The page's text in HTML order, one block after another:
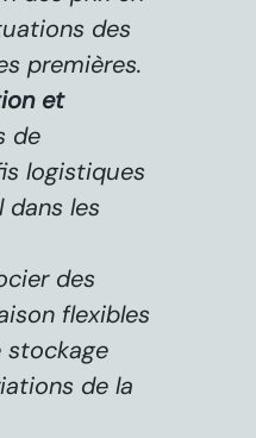
des
premières.
et
de
logistiques
les
des
flexibles
de la